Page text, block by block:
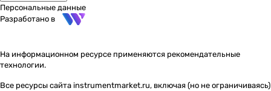
Персональные данные
Разработано в
На информационном ресурсе применяются рекомендательные
технологии.
Все ресурсы сайта instrumentmarket.ru, включая (но не ограничиваясь)